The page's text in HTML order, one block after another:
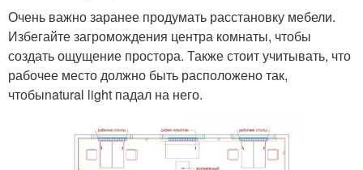
Очень важно заранее продумать расстановку мебели.
Избегайте загромождения центра комнаты, чтобы
создать ощущение простора. Также стоит учитывать, что
рабочее место должно быть расположено так,
чтобыnatural light падал на него.